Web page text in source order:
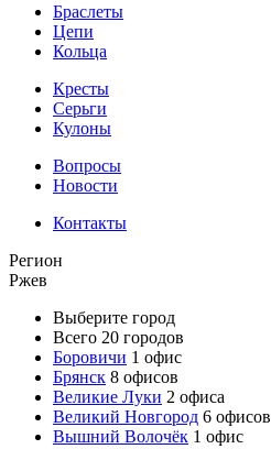
Браслеты
Цепи
Кольца
Кресты
Серьги
Кулоны
Вопросы
Новости
Контакты
Регион
Ржев
Выберите город
Всего 20 городов
Боровичи 1 офис
Брянск 8 офисов
Великие Луки 2 офиса
Великий Новгород 6 офисов
Вышний Волочёк 1 офис